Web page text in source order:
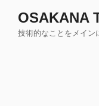
OSAKANA
技術的なことをメイン